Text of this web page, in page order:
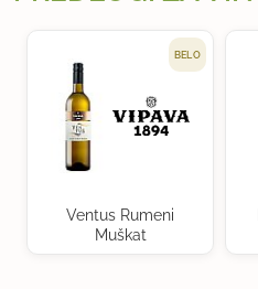
BELO
Ventus Rumeni
Muškat